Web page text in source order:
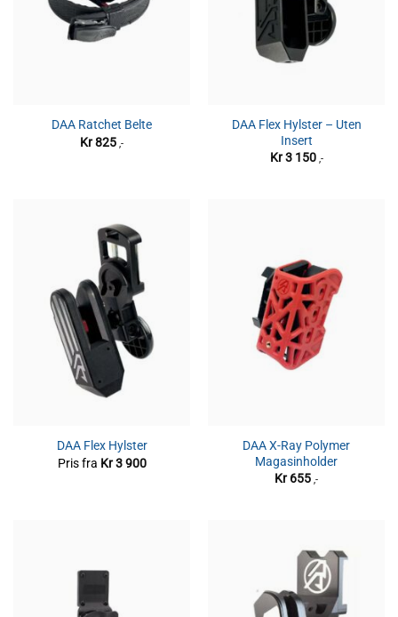
DAA Ratchet Belte
Kr825 ,-
DAA Flex Hylster – Uten
Insert
Kr3 150 ,-
DAA Flex Hylster
Pris fra Kr3 900
DAA X-Ray Polymer
Magasinholder
Kr655 ,-